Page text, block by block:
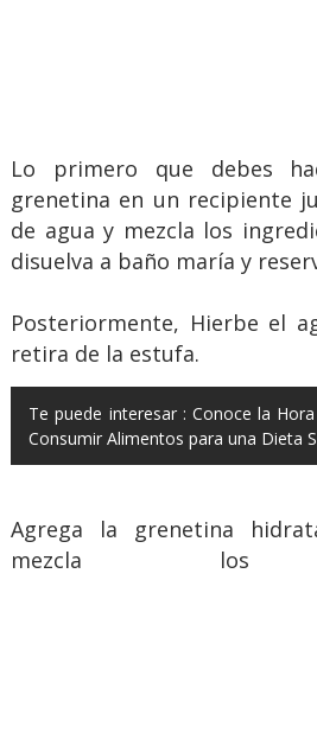
Lo primero que debes
grenetina en un recipiente
de agua y mezcla los
disuelva a baño maría y
Posteriormente, Hierbe el
retira de la estufa.
Te puede interesar : Conoce la
Consumir Alimentos para una Dieta
Agrega la grenetina
mezcla los